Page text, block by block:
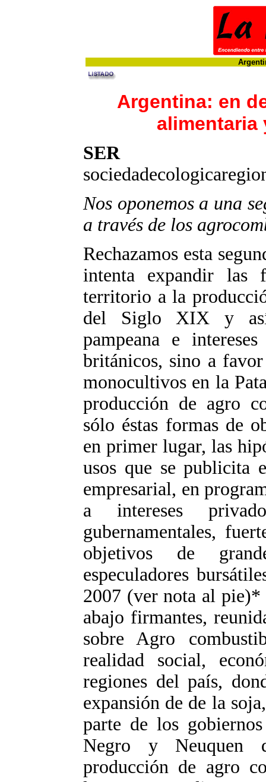
Argentina: en
alimentaria
SER
Nos oponemos a una
a través de los
Rechazamos esta
intenta expandir las
territorio a la
del Siglo XIX y
pampeana e
británicos, sino a
monocultivos en la
producción de agro
sólo éstas formas de
en primer lugar, las
usos que se publicita
empresarial, en
a intereses
gubernamentales,
objetivos de
especuladores
2007 (ver nota al pie)*
abajo firmantes,
sobre Agro
realidad social,
regiones del país,
expansión de de la
parte de los
Negro y Neuquen
producción de agro